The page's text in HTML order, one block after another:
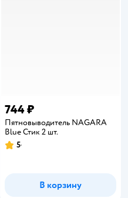
744 ₽
Пятновыводитель NAGARA
Blue Стик 2 шт.
Рейтинг:
5
В корзину